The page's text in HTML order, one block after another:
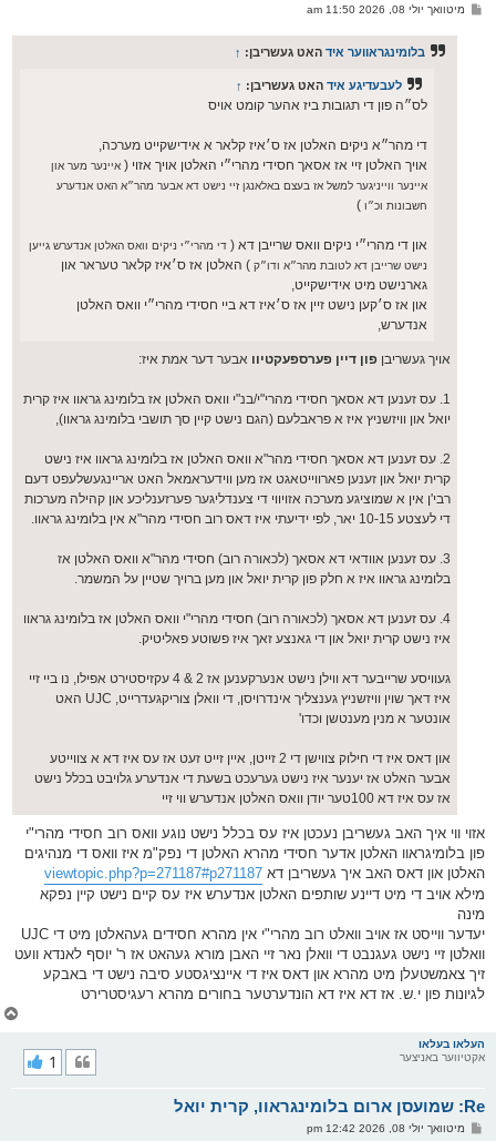
פמיטוואך יולי 08, 2026 11:50 am
בלומינגראווער איד האט געשריבן: ↑
לעבעדיגע איד האט געשריבן: ↑
לס״ה פון די תגובות ביז אהער קומט אויס
די מהר״א ניקים האלטן אז ס׳איז קלאר א אידישקייט מערכה,
אויך האלטן זיי אז אסאך חסידי מהרי״י האלטן אויך אזוי ( איינער מער און
איינער ווייניגער למשל אז בעצם באלאנגן זיי נישט דא אבער מהר״א האט אנדערע
חשבונות וכ״ו )
און די מהרי״י ניקים וואס שרייבן דא ( די מהרי״י ניקים וואס האלטן אנדערש גייען
נישט שרייבן דא לטובת מהר״א ודו״ק ) האלטן אז ס׳איז קלאר טעראר און
גארנישט מיט אידישקייט,
און אז ס׳קען נישט זיין אז ס׳איז דא ביי חסידי מהרי״י וואס האלטן
אנדערש,
אויך געשריבן פון דיין פערספעקטיוו אבער דער אמת איז:
1. עס זענען דא אסאך חסידי מהרי"י/בנ"י וואס האלטן אז בלומינג גראוו איז קרית
יואל און וויזשניץ איז א פראבלעם (הגם נישט קיין סך תושבי בלומינג גראוו),
2. עס זענען דא אסאך חסידי מהר"א וואס האלטן אז בלומינג גראוו איז נישט
קרית יואל און זענען פארווייטאגט אז מען ווידעראמאל האט אריינגעשלעפט דעם
רבי'ן אין א שמוציגע מערכה אזויווי די צענדליגער פערזענליכע און קהילה מערכות
די לעצטע 10-15 יאר, לפי ידיעתי איז דאס רוב חסידי מהר"א אין בלומינג גראוו.
3. עס זענען אוודאי דא אסאך (לכאורה רוב) חסידי מהר"א וואס האלטן אז
בלומינג גראוו איז א חלק פון קרית יואל און מען ברויך שטיין על המשמר.
4. עס זענען דא אסאך (לכאורה רוב) חסידי מהרי"י וואס האלטן אז בלומינג גראוו
איז נישט קרית יואל און די גאנצע זאך איז פשוטע פאליטיק.
געוויסע שרייבער דא ווילן נישט אנערקענען אז 2 & 4 עקזיסטירט אפילו, נו ביי זיי
איז דאך שוין וויזשניץ גענצליך אינדרויסן, די וואלן צוריקגעדרייט, UJC האט
אונטער א מנין מענטשן וכדו'
און דאס איז די חילוק צווישן די 2 זייטן, איין זייט זעט אז עס איז דא א צווייטע
אבער האלט אז יענער איז נישט גערעכט בשעת די אנדערע גלויבט בכלל נישט
אז עס איז דא 100טער יודן וואס האלטן אנדערש ווי זיי
אזוי ווי איך האב געשריבן נעכטן איז עס בכלל נישט נוגע וואס רוב חסידי מהרי"י
פון בלומיגראוו האלטן אדער חסידי מהרא האלטן די נפק"מ איז וואס די מנהיגים
האלטן און דאס האב איך געשריבן דא viewtopic.php?p=271187#p271187
מילא אויב די מיט דיינע שותפים האלטן אנדערש איז עס קיים נישט קיין נפקא
מינה
יעדער ווייסט אז אויב וואלט רוב מהרי"י אין מהרא חסידים געהאלטן מיט די UJC
וואלטן זיי נישט געגנבט די וואלן נאר זיי האבן מורא געהאט אז ר' יוסף לאנדא וועט
זיך צאמשטעלן מיט מהרא און דאס איז די איינציגסטע סיבה נישט די באבקע
לגיונות פון י.ש. אז דא איז דא הונדערטער בחורים מהרא רעגיסטרירט
העלאו בעלאו
אקטיווער באניצער
Re: שמועסן ארום בלומינגראוו, קרית יואל
1
פמיטוואך יולי 08, 2026 12:42 pm